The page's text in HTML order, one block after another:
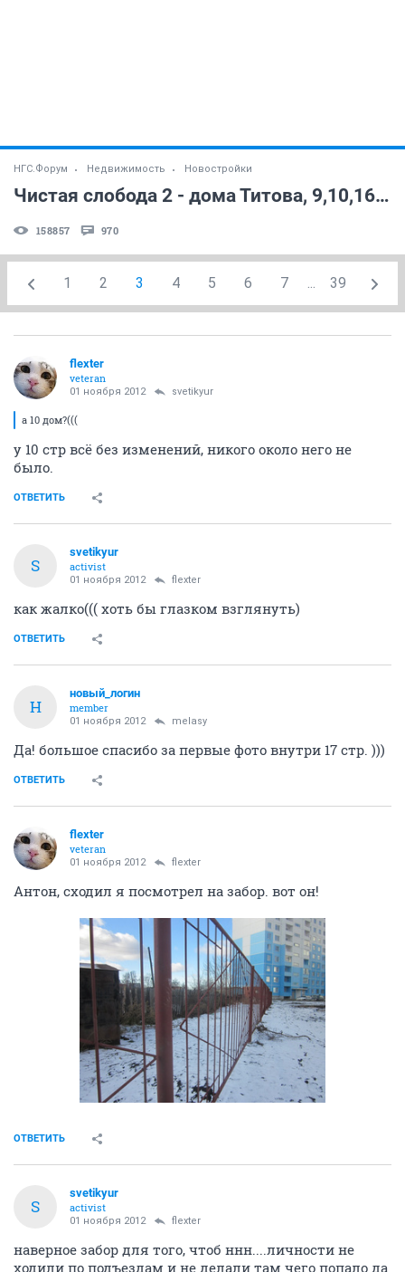
НГС.Форум Недвижимость Новостройки
Чистая слобода 2 - дома Титова, 9,10,16,17 стр. (часть 3)
158857 970
1 2 3 4 5 6 7 ... 39
flexter
veteran
01 ноября 2012 svetikyur
а 10 дом?(((
у 10 стр всё без изменений, никого около него не
было.
ОТВЕТИТЬ
S
svetikyur
activist
01 ноября 2012 flexter
как жалко((( хоть бы глазком взглянуть)
ОТВЕТИТЬ
Н
новый_логин
member
01 ноября 2012 melasy
Да! большое спасибо за первые фото внутри 17 стр. )))
ОТВЕТИТЬ
flexter
veteran
01 ноября 2012 flexter
Антон, сходил я посмотрел на забор. вот он!
ОТВЕТИТЬ
S
svetikyur
activist
01 ноября 2012 flexter
наверное забор для того, чтоб ннн....личности не
ходили по подъездам и не делали там чего попало да